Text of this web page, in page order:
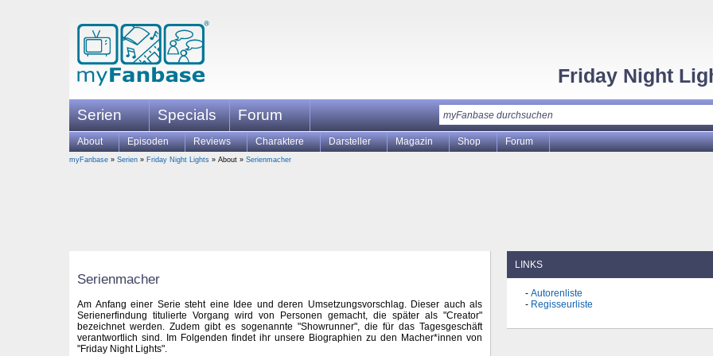
Friday Night
Serien Specials Forum
About Episoden Reviews Charaktere Darsteller Magazin Shop Forum
myFanbase » Serien » Friday Night Lights » About » Serienmacher
Serienmacher
Am Anfang einer Serie steht eine Idee und deren Umsetzungsvorschlag. Dieser auch als
Serienerfindung titulierte Vorgang wird von Personen gemacht, die später als "Creator"
bezeichnet werden. Zudem gibt es sogenannte "Showrunner", die für das Tagesgeschäft
verantwortlich sind. Im Folgenden findet ihr unsere Biographien zu den Macher*innen von
"Friday Night Lights".
LINKS
Autorenliste
Regisseurliste